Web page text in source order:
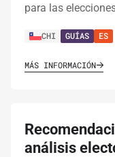
para las
CHI GUÍAS ES
MÁS INFORMACIÓN
análisis